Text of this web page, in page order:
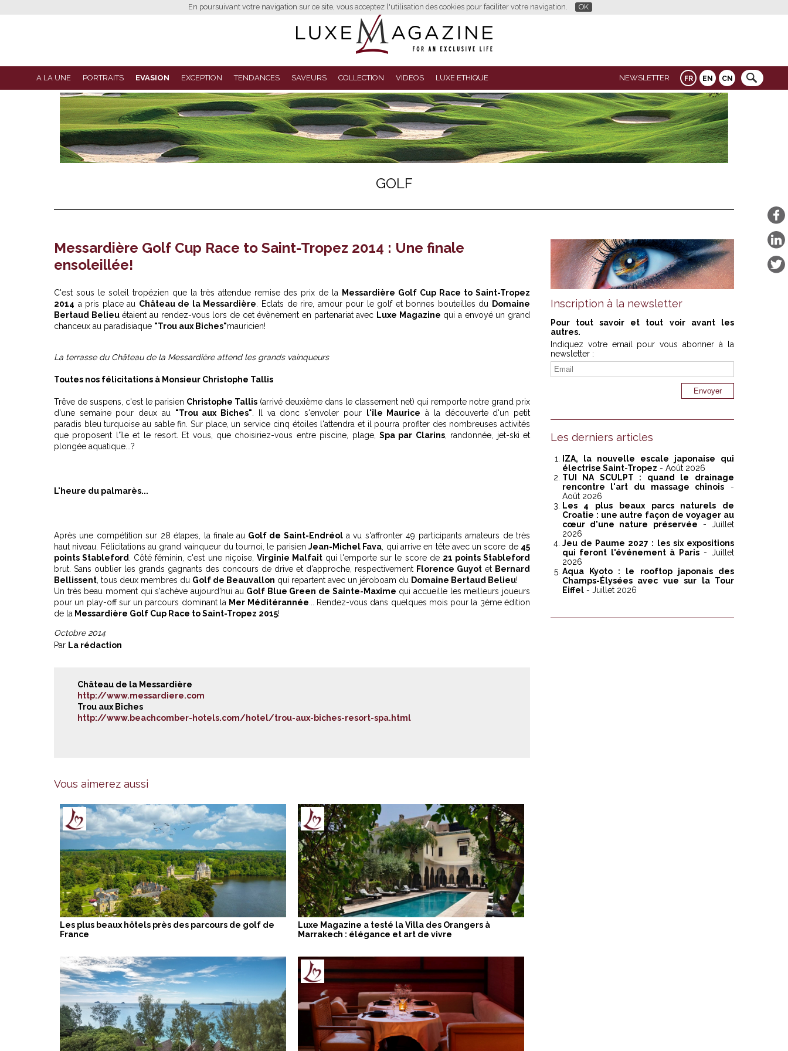
En poursuivant votre navigation sur ce site, vous acceptez l'utilisation des cookies pour faciliter votre navigation. OK
FR EN CN
A LA UNE PORTRAITS EVASION EXCEPTION TENDANCES SAVEURS COLLECTION VIDEOS LUXE ETHIQUE NEWSLETTER
GOLF
Messardière Golf Cup Race to Saint-Tropez 2014 : Une finale
ensoleillée!
C'est sous le soleil tropézien que la très attendue remise des prix de la
Messardière Golf Cup Race to Saint-Tropez
2014 a pris place au Château de la Messardière . Eclats de rire, amour pour le golf et bonnes bouteilles du
Domaine
Bertaud Belieuétaient au rendez-vous lors de cet évènement en partenariat avec Luxe Magazine qui a envoyé un grand
chanceux au paradisiaque "Trou aux Biches"mauricien!
La terrasse du Château de la Messardière attend les grands vainqueurs
Toutes nos félicitations à Monsieur Christophe Tallis
Trêve de suspens, c'est le parisien Christophe Tallis (arrivé deuxième dans le classement net) qui remporte notre grand prix
d'une semaine pour deux au "Trou aux Biches" . Il va donc s'envoler pour l'île Maurice à la découverte d'un petit
paradis bleu turquoise au sable fin. Sur place, un service cinq étoiles l'attendra et il pourra profiter des nombreuses activités
que proposent l'île et le resort. Et vous, que choisiriez-vous entre piscine, plage,Spa par Clarins, randonnée, jet-ski et
plongée aquatique...?
L'heure du palmarès...
Après une compétition sur 28 étapes, la finale au Golf de Saint-Endréola vu s'affronter 49 participants amateurs de très
haut niveau. Félicitations au grand vainqueur du tournoi, le parisien Jean-Michel Fava , qui arrive en tête avec un score de 45
points Stableford
. Côté féminin, c'est une niçoise, Virginie Malfaitqui l'emporte sur le score de 21 points Stableford
brut. Sans oublier les grands gagnants des concours de drive et d'approche, respectivement Florence Guyot et Bernard
Bellissent , tous deux membres du Golf de Beauvallon qui repartent avec un jéroboam du Domaine Bertaud Belieu!
Un très beau moment qui s'achève aujourd'hui au Golf Blue Green de Sainte-Maxime qui accueille les meilleurs joueurs
pour un play-off sur un parcours dominant la Mer Méditérannée ... Rendez-vous dans quelques mois pour la 3ème édition
de la Messardière Golf Cup Race to Saint-Tropez 2015!
Octobre 2014
Par La rédaction
Château de la Messardière
http://www.messardiere.com
Trou aux Biches
http://www.beachcomber-hotels.com/hotel/trou-aux-biches-resort-spa.html
Vous aimerez aussi
Les plus beaux hôtels près des parcours de golf de
France
Luxe Magazine a testé la Villa des Orangers à
Marrakech : élégance et art de vivre
Inscription à la newsletter
Pour tout savoir et tout voir avant les
autres.
Indiquez votre email pour vous abonner à la
newsletter :
Les derniers articles
IZA, la nouvelle escale japonaise qui
électrise Saint-Tropez - Août 2026
TUI NA SCULPT : quand le drainage
rencontre l'art du massage chinois -
Août 2026
Les 4 plus beaux parcs naturels de
Croatie : une autre façon de voyager au
cœur d'une nature préservée - Juillet
2026
Jeu de Paume 2027 : les six expositions
qui feront l'événement à Paris- Juillet
2026
Aqua Kyoto : le rooftop japonais des
Champs-Élysées avec vue sur la Tour
Eiffel- Juillet 2026